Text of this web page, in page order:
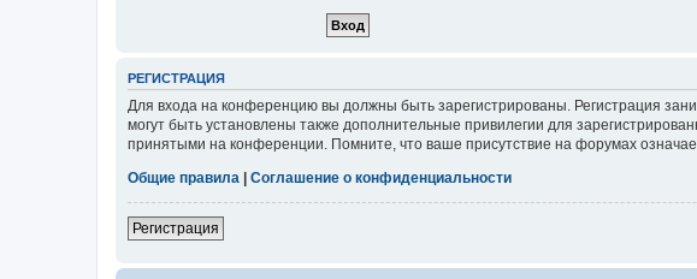
РЕГИСТРАЦИЯ
Для входа на конференцию вы должны быть зарегистрированы. Регистрация
могут быть установлены также дополнительные привилегии для
принятыми на конференции. Помните, что ваше присутствие на форумах
Общие правила
Соглашение о конфиденциальности
Регистрация